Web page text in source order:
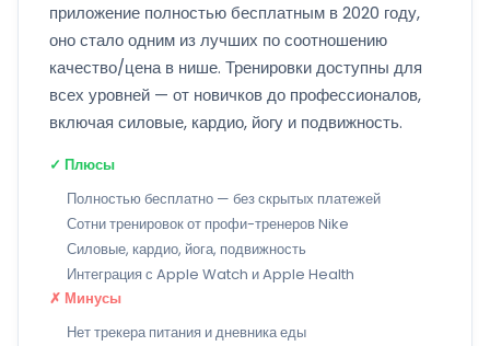
приложение полностью бесплатным в 2020 году,
оно стало одним из лучших по соотношению
качество/цена в нише. Тренировки доступны для
всех уровней — от новичков до профессионалов,
включая силовые, кардио, йогу и подвижность.
✓ Плюсы
Полностью бесплатно — без скрытых платежей
Сотни тренировок от профи-тренеров Nike
Силовые, кардио, йога, подвижность
Интеграция с Apple Watch и Apple Health
✗ Минусы
Нет трекера питания и дневника еды